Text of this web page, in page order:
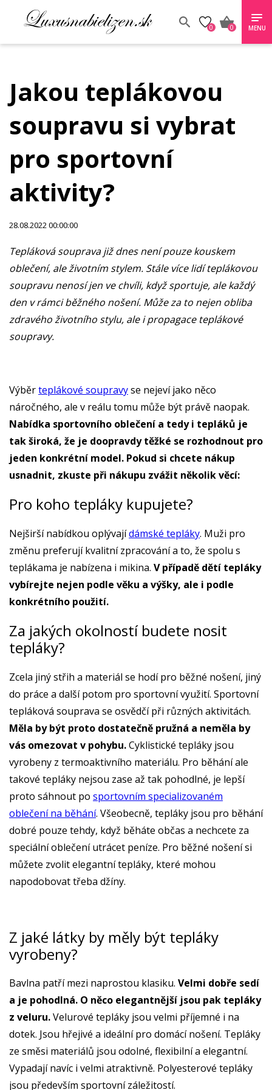
0 0 MENU
Jakou teplákovou
soupravu si vybrat
pro sportovní
aktivity?
28.08.2022 00:00:00
Tepláková souprava již dnes není pouze kouskem
oblečení, ale životním stylem. Stále více lidí teplákovou
soupravu nenosí jen ve chvíli, když sportuje, ale každý
den v rámci běžného nošení. Může za to nejen obliba
zdravého životního stylu, ale i propagace teplákové
soupravy.
Výběrteplákové soupravyse nejeví jako něco
náročného, ale v reálu tomu může být právě naopak.
Nabídka sportovního oblečení a tedy i tepláků je
tak široká, že je doopravdy těžké se rozhodnout pro
jeden konkrétní model. Pokud si chcete nákup
usnadnit, zkuste při nákupu zvážit několik věcí:
Pro koho tepláky kupujete?
Nejširší nabídkou oplývajídámské tepláky. Muži pro
změnu preferují kvalitní zpracování a to, že spolu s
teplákama je nabízena i mikina. V případě dětí tepláky
vybírejte nejen podle věku a výšky, ale i podle
konkrétního použití.
Za jakých okolností budete nosit
tepláky?
Zcela jiný střih a materiál se hodí pro běžné nošení, jiný
do práce a další potom pro sportovní využití. Sportovní
tepláková souprava se osvědčí při různých aktivitách.
Měla by být proto dostatečně pružná a neměla by
vás omezovat v pohybu.Cyklistické tepláky jsou
vyrobeny z termoaktivního materiálu. Pro běhání ale
takové tepláky nejsou zase až tak pohodlné, je lepší
proto sáhnout po sportovním specializovaném
oblečení na běhání. Všeobecně, tepláky jsou pro běhání
dobré pouze tehdy, když běháte občas a nechcete za
speciální oblečení utrácet peníze. Pro běžné nošení si
můžete zvolit elegantní tepláky, které mohou
napodobovat třeba džíny.
Z jaké látky by měly být tepláky
vyrobeny?
Bavlna patří mezi naprostou klasiku. Velmi dobře sedí
a je pohodlná. O něco elegantnější jsou pak tepláky
z veluru.Velurové tepláky jsou velmi příjemné i na
dotek. Jsou hřejivé a ideální pro domácí nošení. Tepláky
ze směsi materiálů jsou odolné, flexibilní a elegantní.
Vypadají navíc i velmi atraktivně. Polyesterové tepláky
jsou především sportovní záležitostí.